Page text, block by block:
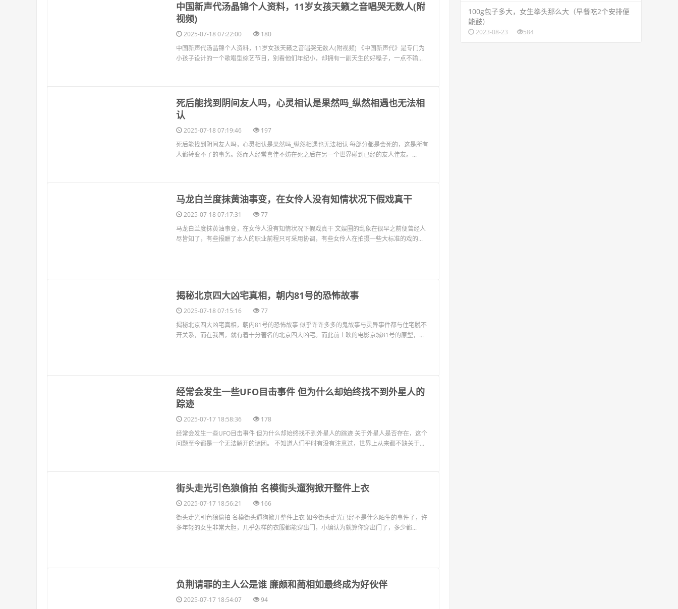
​中国新声代汤晶锦个人资料，11岁女孩天籁之音唱哭无数人(附
视频)
2025-07-18 07:22:00
180
中国新声代汤晶锦个人资料，11岁女孩天籁之音唱哭无数人(附视频) 《中国新声代》是专门为
小孩子设计的一个歌唱型综艺节目，别看他们年纪小，却拥有一副天生的好嗓子，一点不输...
​死后能找到阴间友人吗，心灵相认是果然吗_纵然相遇也无法相
认
2025-07-18 07:19:46
197
死后能找到阴间友人吗，心灵相认是果然吗_纵然相遇也无法相认 每部分都是会死的，这是所有
人都转变不了的事务。然而人经常喜佳不妨在死之后在另一个世界碰到已经的友人佳友。...
​马龙白兰度抹黄油事变，在女伶人没有知情状况下假戏真干
2025-07-18 07:17:31
77
马龙白兰度抹黄油事变，在女伶人没有知情状况下假戏真干 文娱圈的乱象在很早之前便曾经人
尽皆知了，有些报酬了本人的职业前程只可采用协调，有些女伶人在拍摄一些大标准的戏的...
​揭秘北京四大凶宅真相，朝内81号的恐怖故事
2025-07-18 07:15:16
77
揭秘北京四大凶宅真相，朝内81号的恐怖故事 似乎许许多多的鬼故事与灵异事件都与住宅脱不
开关系，而在我国，就有着十分著名的北京四大凶宅。而此前上映的电影京城81号的原型，...
​经常会发生一些UFO目击事件 但为什么却始终找不到外星人的
踪迹
2025-07-17 18:58:36
178
经常会发生一些UFO目击事件 但为什么却始终找不到外星人的踪迹 关于外星人是否存在，这个
问题至今都是一个无法解开的谜团。 不知道人们平时有没有注意过，世界上从来都不缺关于...
​街头走光引色狼偷拍 名模街头遛狗掀开整件上衣
2025-07-17 18:56:21
166
街头走光引色狼偷拍 名模街头遛狗掀开整件上衣 如今街头走光已经不是什么陌生的事件了，许
多年轻的女生非常大胆，几乎怎样的衣服都能穿出门，小编认为就算你穿出门了，多少都...
​负荆请罪的主人公是谁 廉颇和蔺相如最终成为好伙伴
2025-07-17 18:54:07 94
​100g包子多大，女生拳头那么大（早餐吃2个安排便
能鼓）
2023-08-23 584